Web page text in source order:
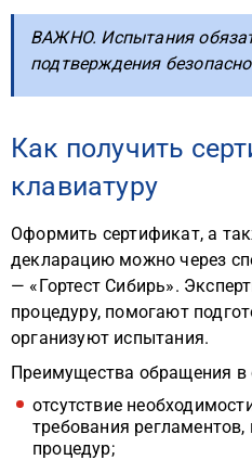
ВАЖНО. Испытания
подтверждения
Как получить
клавиатуру
Оформить сертификат, а
декларацию можно через
— «Гортест Сибирь».
процедуру, помогают
организуют испытания.
Преимущества обращения в
отсутствие
требования
процедур;